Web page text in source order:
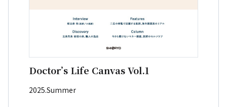
Doctor’s Life Canvas Vol.1
2025.Summer